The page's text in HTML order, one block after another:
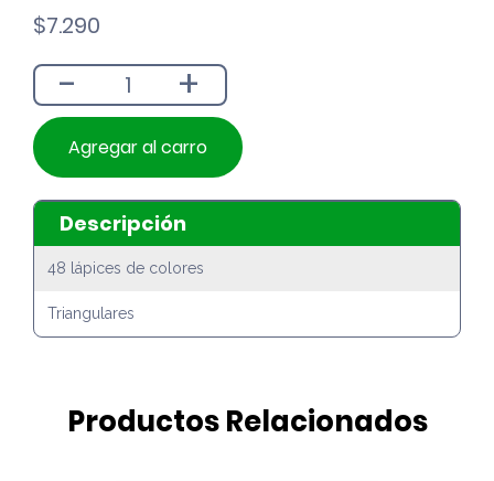
$7.290
- +
Agregar al carro
Descripción
48 lápices de colores
Triangulares
Productos Relacionados